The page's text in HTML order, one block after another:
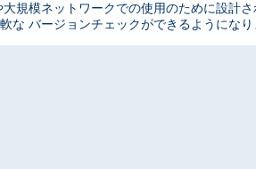
規模ネットワークでの使用のために設計
な バージョンチェックができるようになり